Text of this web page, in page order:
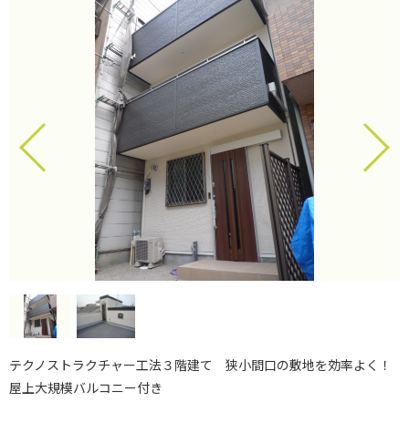
テクノストラクチャー工法３階建て 狭小間口の敷地を効率よく！
屋上大規模バルコニー付き